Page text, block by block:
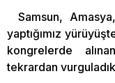
Samsun,
yaptığımız
kongrelerde
tekrardan